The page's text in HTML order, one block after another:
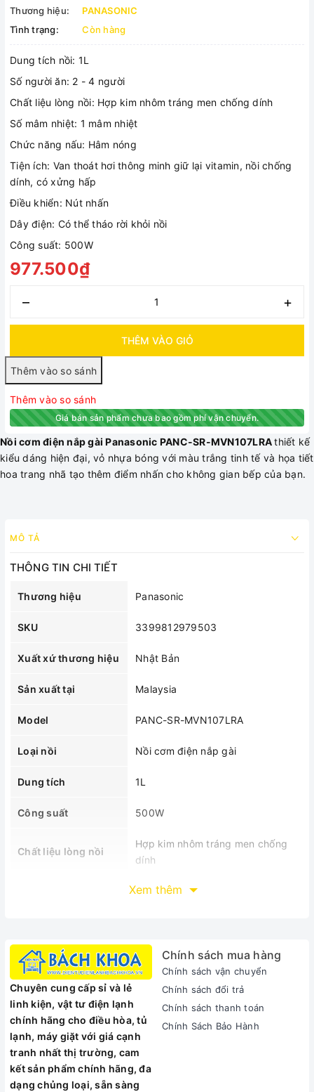
Thương hiệu:
PANASONIC
Tình trạng:
Còn hàng
Dung tích nồi: 1L
Số người ăn: 2 - 4 người
Chất liệu lòng nồi: Hợp kim nhôm tráng men chống dính
Số mâm nhiệt: 1 mâm nhiệt
Chức năng nấu: Hâm nóng
Tiện ích: Van thoát hơi thông minh giữ lại vitamin, nồi chống
dính, có xửng hấp
Điều khiển: Nút nhấn
Dây điện: Có thể tháo rời khỏi nồi
Công suất: 500W
977.500₫
– +
THÊM VÀO GIỎ
Thêm vào so sánh
Giá bán sản phẩm chưa bao gồm phí vận chuyển.
Nồi cơm điện nắp gài Panasonic PANC-SR-MVN107LRAthiết kế
kiểu dáng hiện đại, vỏ nhựa bóng với màu trắng tinh tế và họa tiết
hoa trang nhã tạo thêm điểm nhấn cho không gian bếp của bạn.
MÔ TẢ
THÔNG TIN CHI TIẾT
Thương hiệu Panasonic
SKU 3399812979503
Xuất xứ thương hiệu Nhật Bản
Sản xuất tại Malaysia
Model PANC-SR-MVN107LRA
Loại nồi Nồi cơm điện nắp gài
Dung tích 1L
Công suất 500W
Chất liệu lòng nồi
Hợp kim nhôm tráng men chống
dính
2.3kg
MÔ TẢ SẢN PHẨM
Xem thêm
Chuyên cung cấp sỉ và lẻ
linh kiện, vật tư điện lạnh
chính hãng cho điều hòa, tủ
lạnh, máy giặt với giá cạnh
tranh nhất thị trường, cam
kết sản phẩm chính hãng, đa
dạng chủng loại, sẵn sàng
Chính sách mua hàng
Chính sách vận chuyển
Chính sách đổi trả
Chính sách thanh toán
Chính Sách Bảo Hành